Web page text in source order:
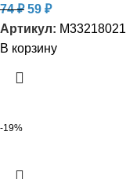
74₽ 59 ₽
Артикул: M33218021
В корзину
-19%